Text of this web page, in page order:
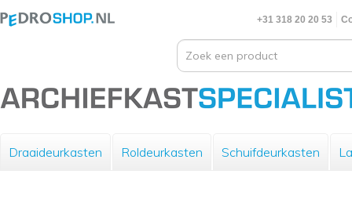
+31 318 20 20 53
Draaideurkasten Roldeurkasten Schuifdeurkasten